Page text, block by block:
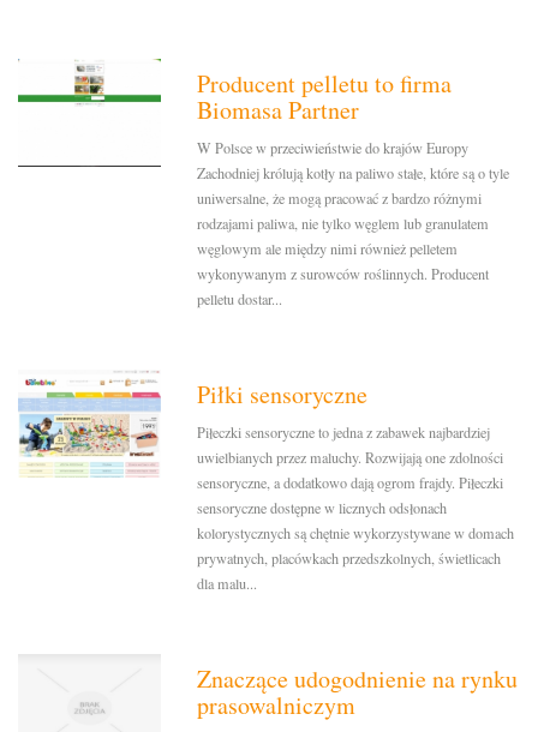
Producent pelletu to firma
Biomasa Partner
W Polsce w przeciwieństwie do krajów Europy
Zachodniej królują kotły na paliwo stałe, które są o tyle
uniwersalne, że mogą pracować z bardzo różnymi
rodzajami paliwa, nie tylko węglem lub granulatem
węglowym ale między nimi również pelletem
wykonywanym z surowców roślinnych. Producent
pelletu dostar...
Piłki sensoryczne
Piłeczki sensoryczne to jedna z zabawek najbardziej
uwielbianych przez maluchy. Rozwijają one zdolności
sensoryczne, a dodatkowo dają ogrom frajdy. Piłeczki
sensoryczne dostępne w licznych odsłonach
kolorystycznych są chętnie wykorzystywane w domach
prywatnych, placówkach przedszkolnych, świetlicach
dla malu...
Znaczące udogodnienie na rynku
prasowalniczym